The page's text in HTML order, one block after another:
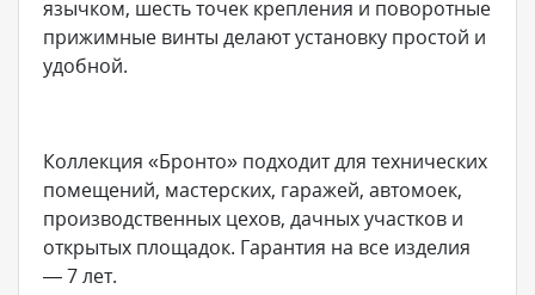
язычком, шесть точек крепления и поворотные
прижимные винты делают установку простой и
удобной.
Коллекция «Бронто» подходит для технических
помещений, мастерских, гаражей, автомоек,
производственных цехов, дачных участков и
открытых площадок. Гарантия на все изделия
— 7 лет.